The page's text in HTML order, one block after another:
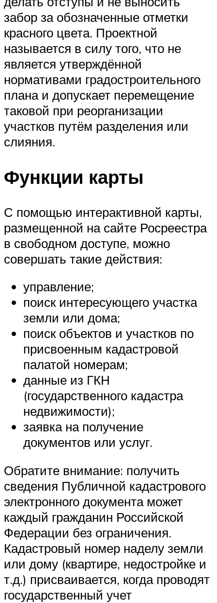
забор за обозначенные отметки
красного цвета. Проектной
называется в силу того, что не
является утверждённой
нормативами градостроительного
плана и допускает перемещение
таковой при реорганизации
участков путём разделения или
слияния.
Функции карты
С помощью интерактивной карты,
размещенной на сайте Росреестра
в свободном доступе, можно
совершать такие действия:
управление;
поиск интересующего участка
земли или дома;
поиск объектов и участков по
присвоенным кадастровой
палатой номерам;
данные из ГКН
(государственного кадастра
недвижимости);
заявка на получение
документов или услуг.
Обратите внимание: получить
сведения Публичной кадастрового
электронного документа может
каждый гражданин Российской
Федерации без ограничения.
Кадастровый номер наделу земли
или дому (квартире, недостройке и
т.д.) присваивается, когда проводят
государственный учет